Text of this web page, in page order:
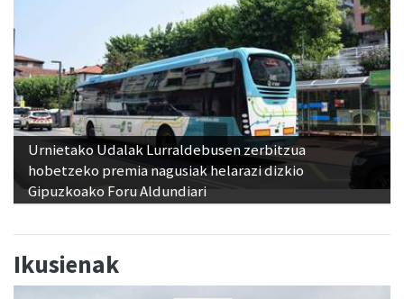
Urnietako Udalak Lurraldebusen zerbitzua
hobetzeko premia nagusiak helarazi dizkio
Gipuzkoako Foru Aldundiari
Ikusienak